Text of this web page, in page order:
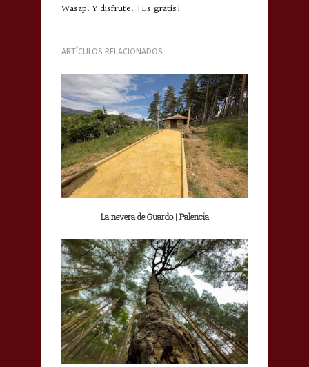
Wasap. Y disfrute. ¡Es gratis!
ARTÍCULOS RELACIONADOS
La nevera de Guardo | Palencia